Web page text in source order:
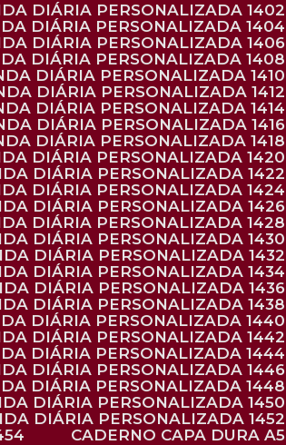
DIÁRIA PERSONALIZADA 1402
DIÁRIA PERSONALIZADA 1404
DIÁRIA PERSONALIZADA 1406
DIÁRIA PERSONALIZADA 1408
DIÁRIA PERSONALIZADA 1410
DIÁRIA PERSONALIZADA 1412
DIÁRIA PERSONALIZADA 1414
DIÁRIA PERSONALIZADA 1416
DIÁRIA PERSONALIZADA 1418
DIÁRIA PERSONALIZADA 1420
DIÁRIA PERSONALIZADA 1422
DIÁRIA PERSONALIZADA 1424
DIÁRIA PERSONALIZADA 1426
DIÁRIA PERSONALIZADA 1428
DIÁRIA PERSONALIZADA 1430
DIÁRIA PERSONALIZADA 1432
DIÁRIA PERSONALIZADA 1434
DIÁRIA PERSONALIZADA 1436
DIÁRIA PERSONALIZADA 1438
DIÁRIA PERSONALIZADA 1440
DIÁRIA PERSONALIZADA 1442
DIÁRIA PERSONALIZADA 1444
DIÁRIA PERSONALIZADA 1446
DIÁRIA PERSONALIZADA 1448
DIÁRIA PERSONALIZADA 1450
DIÁRIA PERSONALIZADA 1452
CADERNO CAPA DURA A5